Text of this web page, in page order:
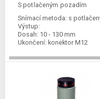
S potlačeným pozadím
Snímací metoda: s
Výstup:
Dosah: 10 - 130 mm
Ukončení: konektor M12